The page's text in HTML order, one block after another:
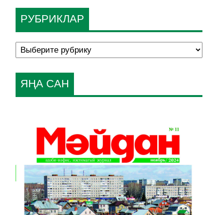
РУБРИКЛАР
ЯҢА САН